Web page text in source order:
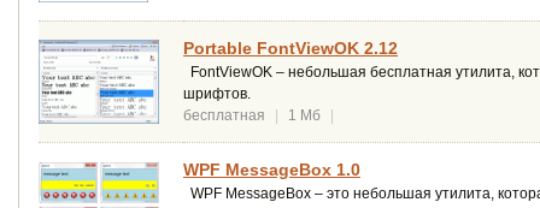
Portable FontViewOK 2.12
FontViewOK – небольшая бесплатная утилита,
шрифтов.
бесплатная
| 1 Мб |
WPF MessageBox 1.0
WPF MessageBox – это небольшая утилита,